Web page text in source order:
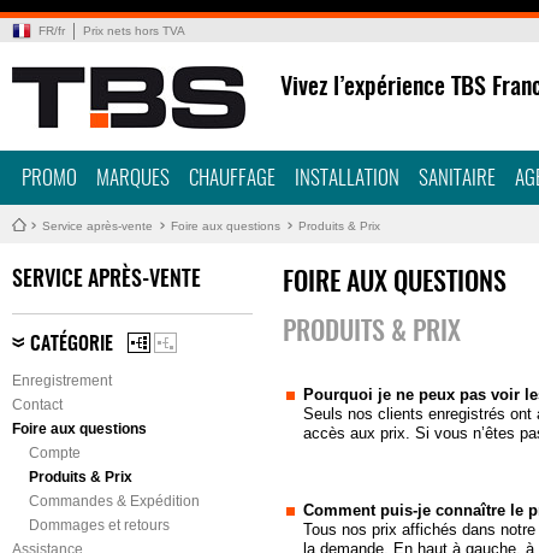
FR/fr Prix nets hors TVA
Vivez l’expérience TBS
PROMO MARQUES CHAUFFAGE INSTALLATION SANITAIRE
Service après-vente Foire aux questions Produits & Prix
SERVICE APRÈS-VENTE
CATÉGORIE
Enregistrement
Contact
Foire aux questions
Compte
Produits & Prix
Commandes & Expédition
Dommages et retours
Assistance
FOIRE AUX QUESTIONS
PRODUITS & PRIX
Pourquoi je ne peux pas voir
Seuls nos clients enregistrés ont
accès aux prix. Si vous n’êtes
Comment puis-je connaître le
Tous nos prix affichés dans
la demande. En haut à gauche,